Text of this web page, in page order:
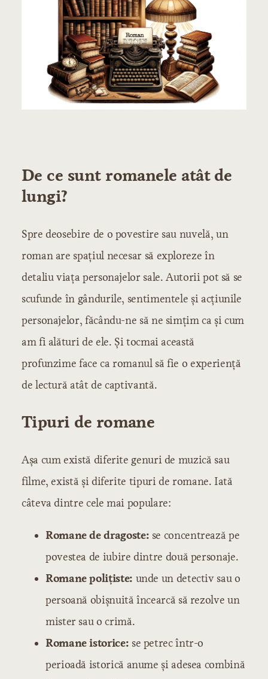
De ce sunt romanele atât de
lungi?
Spre deosebire de o povestire sau nuvelă, un
roman are spațiul necesar să exploreze în
detaliu viața personajelor sale. Autorii pot să se
scufunde în gândurile, sentimentele și acțiunile
personajelor, făcându-ne să ne simțim ca și cum
am fi alături de ele. Și tocmai această
profunzime face ca romanul să fie o experiență
de lectură atât de captivantă.
Tipuri de romane
Așa cum există diferite genuri de muzică sau
filme, există și diferite tipuri de romane. Iată
câteva dintre cele mai populare:
Romane de dragoste: se concentrează pe
povestea de iubire dintre două personaje.
Romane polițiste: unde un detectiv sau o
persoană obișnuită încearcă să rezolve un
mister sau o crimă.
Romane istorice: se petrec într-o
perioadă istorică anume și adesea combină